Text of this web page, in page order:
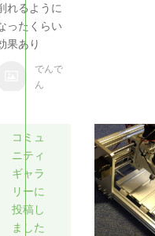
れるように
ったくらい
果あり
でんで
ん
コミュ
ニティ
ギャラ
リーに
投稿し
ました